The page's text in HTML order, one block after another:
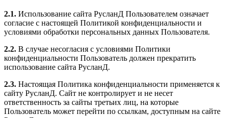
2.1. Использование сайта РусланД Пользователем означает
согласие с настоящей Политикой конфиденциальности и
условиями обработки персональных данных Пользователя.
2.2. В случае несогласия с условиями Политики
конфиденциальности Пользователь должен прекратить
использование сайта РусланД.
2.3. Настоящая Политика конфиденциальности применяется к
сайту РусланД. Сайт не контролирует и не несет
ответственность за сайты третьих лиц, на которые
Пользователь может перейти по ссылкам, доступным на сайте